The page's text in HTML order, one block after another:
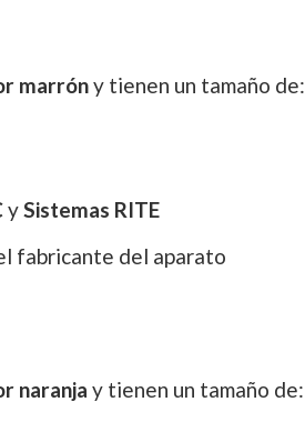
marróny tienen un tamaño de:
ySistemas RITE
fabricante del aparato
naranja y tienen un tamaño de: